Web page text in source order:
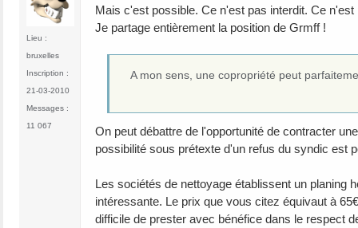
Lieu :
bruxelles
Inscription :
21-03-2010
Messages :
11 067
Mais c'est possible. Ce n'est pas interdit. Ce n'est
Je partage entièrement la position de Grmff !
A mon sens, une copropriété peut
On peut débattre de l'opportunité de contracter
possibilité sous prétexte d'un refus du syndic est
Les sociétés de nettoyage établissent un planing
intéressante. Le prix que vous citez équivaut à
difficile de prester avec bénéfice dans le respect